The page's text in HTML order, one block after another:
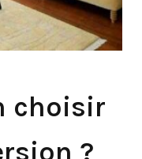
choisir
?